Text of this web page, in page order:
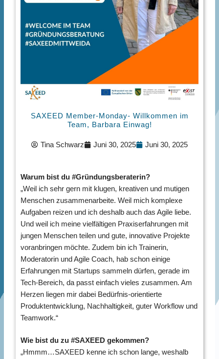
SAXEED Member-Monday- Willkommen im
Team, Barbara Einwag!
Tina Schwarz Juni 30, 2025 Juni 30, 2025
Warum bist du #Gründungsberaterin?
„Weil ich sehr gern mit klugen, kreativen und mutigen
Menschen zusammenarbeite. Weil mich komplexe
Aufgaben reizen und ich deshalb auch das Agile liebe.
Und weil ich meine vielfältigen Praxiserfahrungen mit
jungen Menschen teilen und gute, innovative Projekte
voranbringen möchte. Zudem bin ich Trainerin,
Moderatorin und Agile Coach, hab schon einige
Erfahrungen mit Startups sammeln dürfen, gerade im
Tech-Bereich, da passt einfach vieles zusammen. Am
Herzen liegen mir dabei Bedürfnis-orientierte
Produktentwicklung, Nachhaltigkeit, guter Workflow und
Teamwork.“
Wie bist du zu #SAXEED gekommen?
„Hmmm…SAXEED kenne ich schon lange, weshalb